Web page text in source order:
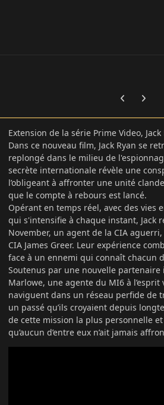
Previous
Next
Extension de la série Prime Video, Jack
Dans ce nouveau film, Jack Ryan se
replongé dans le milieu de
secrète internationale révèle une
l’obligeant à affronter une unité
que le compte à rebours est lancé.
Opérant en temps réel, avec des vies
qui s'intensifie à chaque instant, Jack
November, un agent de la CIA
CIA James Greer. Leur expérience
face à un ennemi qui connaît chacun
Soutenus par une nouvelle partenaire
Marlowe, une agente du MI6 à l’esprit
naviguent dans un réseau perfide de
un passé qu’ils croyaient depuis
de cette mission la plus personnelle
qu’aucun d’entre eux n’ait jamais